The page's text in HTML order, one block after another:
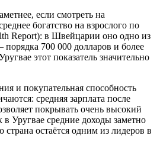
если смотреть на
богатство на взрослого по
Report): в Швейцарии оно одно из
700 000 долларов и более
этот показатель значительно
и покупательная способность
средняя зарплата после
покрывать очень высокий
в Уругвае средние доходы заметно
страна остаётся одним из лидеров в